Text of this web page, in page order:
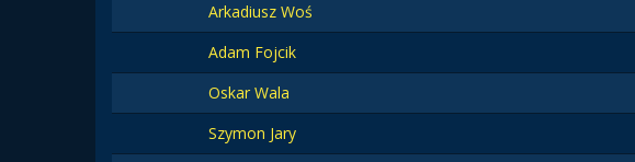
Arkadiusz Woś
Adam Fojcik
Oskar Wala
Szymon Jary